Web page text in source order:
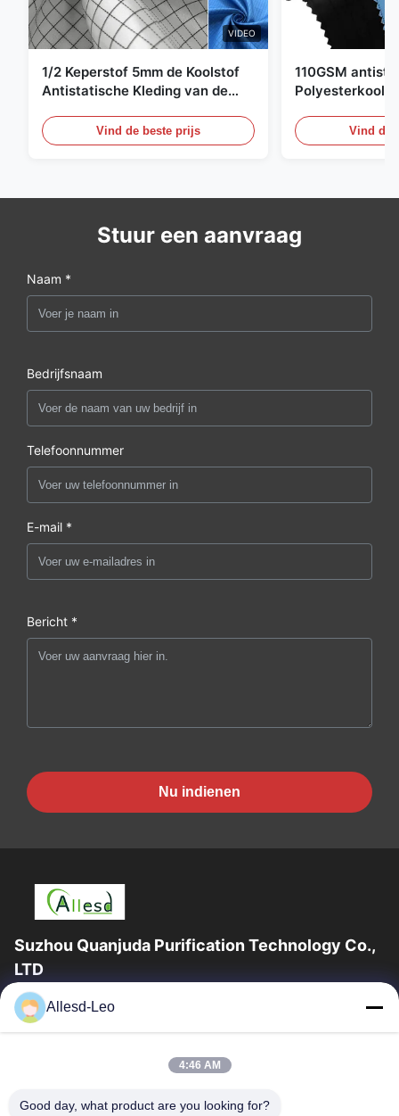
VIDEO
1/2 Keperstof 5mm de Koolstof
Antistatische Kleding van de
Vind de beste prijs
110GSM
Vind de
Stuur een aanvraag
Naam *
Bedrijfsnaam
Telefoonnummer
E-mail *
Bericht *
Nu indienen
Suzhou Quanjuda Purification Technology Co.,
LTD
16years ervaring, als belangrijke fabrikant en exporteur van
ESD & Cleanroom producten, bieden wij een volledige lijn van
Huis Producten
Allesd-Leo
4:46 AM
Good day, what product are you looking for?